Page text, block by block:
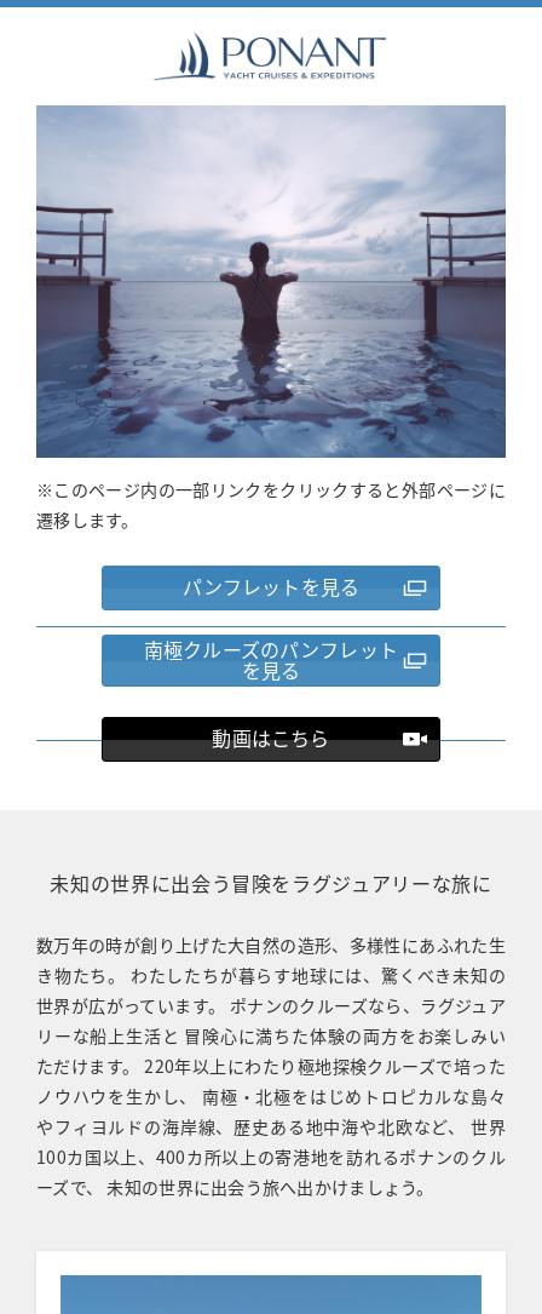
※このページ内の一部リンクをクリックすると外部ページに
遷移します。
パンフレットを見る
南極クルーズのパンフレット
を見る
動画はこちら
未知の世界に出会う冒険をラグジュアリーな旅に
数万年の時が創り上げた大自然の造形、多様性にあふれた生
き物たち。 わたしたちが暮らす地球には、驚くべき未知の
世界が広がっています。 ポナンのクルーズなら、ラグジュア
リーな船上生活と 冒険心に満ちた体験の両方をお楽しみい
ただけます。 220年以上にわたり極地探検クルーズで培った
ノウハウを生かし、 南極・北極をはじめトロピカルな島々
やフィヨルドの海岸線、歴史ある地中海や北欧など、 世界
100カ国以上、400カ所以上の寄港地を訪れるポナンのクル
ーズで、 未知の世界に出会う旅へ出かけましょう。